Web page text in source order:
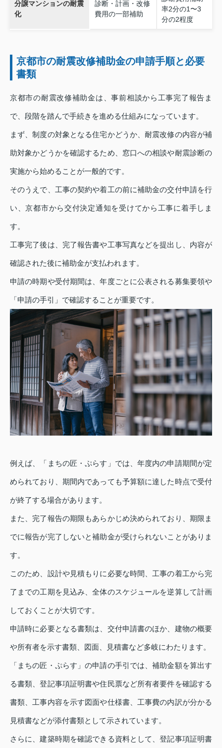
分譲マンションの耐震
化
診断・計画・改修
費用の一部補助
率2分の1〜3
分の2程度
京都市の耐震改修補助金の申請手順と必要
書類
京都市の耐震改修補助金は、事前相談から工事完了報告ま
で、段階を踏んで手続きを進める仕組みになっています。
まず、制度の対象となる住宅かどうか、耐震改修の内容が補
助対象かどうかを確認するため、窓口への相談や耐震診断の
実施から始めることが一般的です。
そのうえで、工事の契約や着工の前に補助金の交付申請を行
い、京都市から交付決定通知を受けてから工事に着手しま
す。
工事完了後は、完了報告書や工事写真などを提出し、内容が
確認された後に補助金が支払われます。
申請の時期や受付期間は、年度ごとに公表される募集要領や
「申請の手引」で確認することが重要です。
例えば、「まちの匠・ぷらす」では、年度内の申請期間が定
められており、期間内であっても予算額に達した時点で受付
が終了する場合があります。
また、完了報告の期限もあらかじめ決められており、期限ま
でに報告が完了しないと補助金が受けられないことがありま
す。
このため、設計や見積もりに必要な時間、工事の着工から完
了までの工期を見込み、全体のスケジュールを逆算して計画
しておくことが大切です。
申請時に必要となる書類は、交付申請書のほか、建物の概要
や所有者を示す書類、図面、見積書など多岐にわたります。
「まちの匠・ぷらす」の申請の手引では、補助金額を算出す
る書類、登記事項証明書や住民票など所有者要件を確認する
書類、工事内容を示す図面や仕様書、工事費の内訳が分かる
見積書などが添付書類として示されています。
さらに、建築時期を確認できる資料として、登記事項証明書